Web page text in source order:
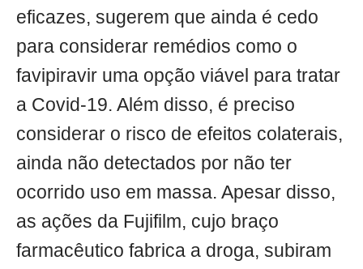
eficazes, sugerem que ainda é cedo
para considerar remédios como o
favipiravir uma opção viável para tratar
a Covid-19. Além disso, é preciso
considerar o risco de efeitos colaterais,
ainda não detectados por não ter
ocorrido uso em massa. Apesar disso,
as ações da Fujifilm, cujo braço
farmacêutico fabrica a droga, subiram